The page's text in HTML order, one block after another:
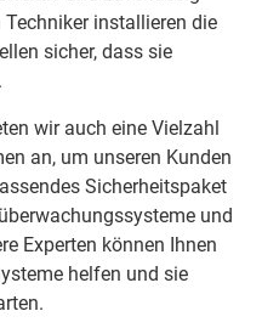
installieren die
sicher, dass sie
wir auch eine Vielzahl
an, um unseren Kunden
Sicherheitspaket
und
Experten können Ihnen
helfen und sie